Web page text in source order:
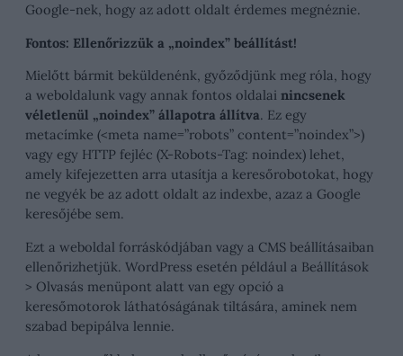
Google-nek, hogy az adott oldalt érdemes megnéznie.
Fontos: Ellenőrizzük a „noindex” beállítást!
Mielőtt bármit beküldenénk, győződjünk meg róla, hogy
a weboldalunk vagy annak fontos oldalai nincsenek
véletlenül „noindex” állapotra állítva. Ez egy
metacímke (<meta name=”robots” content=”noindex”>)
vagy egy HTTP fejléc (X-Robots-Tag: noindex) lehet,
amely kifejezetten arra utasítja a keresőrobotokat, hogy
ne vegyék be az adott oldalt az indexbe, azaz a Google
keresőjébe sem.
Ezt a weboldal forráskódjában vagy a CMS beállításaiban
ellenőrizhetjük. WordPress esetén például a Beállítások
> Olvasás menüpont alatt van egy opció a
keresőmotorok láthatóságának tiltására, aminek nem
szabad bepipálva lennie.